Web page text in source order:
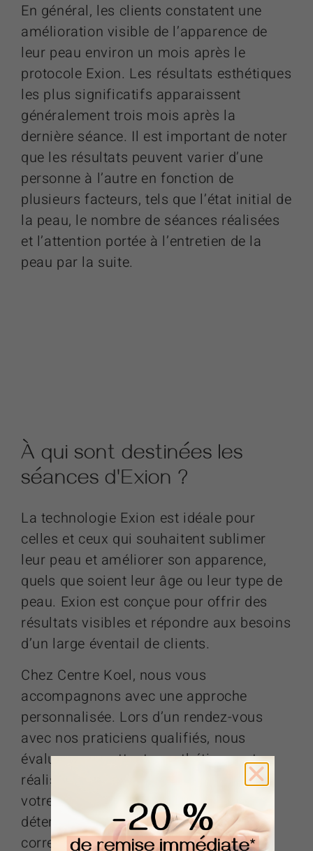
En général, les clients constatent une
amélioration visible de l’apparence de
leur peau environ un mois après le
protocole Exion. Les résultats esthétiques
les plus significatifs apparaissent
généralement trois mois après la
dernière séance. Il est important de noter
que les résultats peuvent varier d’une
personne à l’autre en fonction de
plusieurs facteurs, tels que l’état initial de
la peau, le nombre de séances réalisées
et l’attention portée à l’entretien de la
peau par la suite.
À qui sont destinées les
séances d'Exion ?
La technologie Exion est idéale pour
celles et ceux qui souhaitent sublimer
leur peau et améliorer son apparence,
quels que soient leur âge ou leur type de
peau. Exion est conçue pour offrir des
résultats visibles et répondre aux besoins
d’un large éventail de clients.
Chez Centre Koel, nous vous
accompagnons avec une approche
personnalisée. Lors d’un rendez-vous
avec nos praticiens qualifiés, nous
évaluons vos attentes esthétiques et
réalisons une analyse approfondie de
votre peau. Cette étape nous permet de
déterminer si la technologie Exion
correspond à vos objectifs et de vous